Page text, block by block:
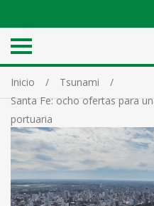
Inicio
Tsunami
Santa Fe: ocho ofertas para
portuaria